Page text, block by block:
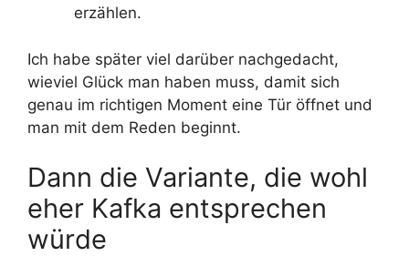
erzählen.
Ich habe später viel darüber nachgedacht,
wieviel Glück man haben muss, damit sich
genau im richtigen Moment eine Tür öffnet und
man mit dem Reden beginnt.
Dann die Variante, die wohl
eher Kafka entsprechen
würde